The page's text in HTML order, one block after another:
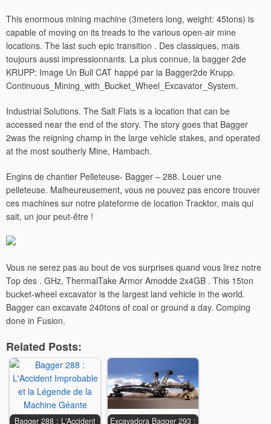
This enormous mining machine (3meters long, weight: 45tons) is
capable of moving on its treads to the various open-air mine
locations. The last such epic transition . Des classiques, mais
toujours aussi impressionnants. La plus connue, la bagger 2de
KRUPP: Image Un Bull CAT happé par la Bagger2de Krupp.
Continuous_Mining_with_Bucket_Wheel_Excavator_System.
Industrial Solutions. The Salt Flats is a location that can be
accessed near the end of the story. The story goes that Bagger
2was the reigning champ in the large vehicle stakes, and operated
at the most southerly Mine, Hambach.
Engins de chantier Pelleteuse- Bagger – 288. Louer une
pelleteuse. Malheureusement, vous ne pouvez pas encore trouver
ces machines sur notre plateforme de location Tracktor, mais qui
sait, un jour peut-être !
Vous ne serez pas au bout de vos surprises quand vous lirez notre
Top des . GHz, ThermalTake Armor Amodde 2x4GB . This 15ton
bucket-wheel excavator is the largest land vehicle in the world.
Bagger can excavate 240tons of coal or ground a day. Comping
done in Fusion.
Related Posts:
Bagger 288 : L'Accident Excavadora Bagger 293 :